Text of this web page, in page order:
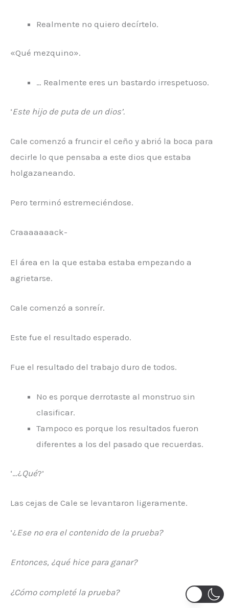
Realmente no quiero decírtelo.
«Qué mezquino».
… Realmente eres un bastardo irrespetuoso.
‘Este hijo de puta de un dios’.
Cale comenzó a fruncir el ceño y abrió la boca para
decirle lo que pensaba a este dios que estaba
holgazaneando.
Pero terminó estremeciéndose.
Craaaaaaack-
El área en la que estaba estaba empezando a
agrietarse.
Cale comenzó a sonreír.
Este fue el resultado esperado.
Fue el resultado del trabajo duro de todos.
No es porque derrotaste al monstruo sin
clasificar.
Tampoco es porque los resultados fueron
diferentes a los del pasado que recuerdas.
‘…¿Qué?’
Las cejas de Cale se levantaron ligeramente.
‘¿Ese no era el contenido de la prueba?
Entonces, ¿qué hice para ganar?
¿Cómo completé la prueba?